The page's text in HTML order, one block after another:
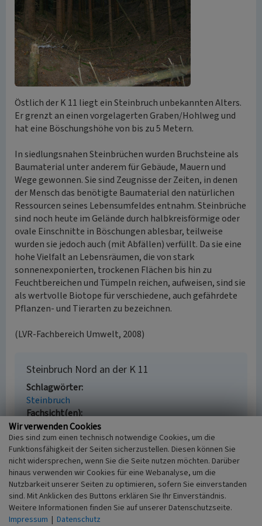
Östlich der K 11 liegt ein Steinbruch unbekannten Alters.
Er grenzt an einen vorgelagerten Graben/Hohlweg und
hat eine Böschungshöhe von bis zu 5 Metern.
In siedlungsnahen Steinbrüchen wurden Bruchsteine als
Baumaterial unter anderem für Gebäude, Mauern und
Wege gewonnen. Sie sind Zeugnisse der Zeiten, in denen
der Mensch das benötigte Baumaterial den natürlichen
Ressourcen seines Lebensumfeldes entnahm. Steinbrüche
sind noch heute im Gelände durch halbkreisförmige oder
ovale Einschnitte in Böschungen ablesbar, teilweise
wurden sie jedoch auch (mit Abfällen) verfüllt. Da sie eine
hohe Vielfalt an Lebensräumen, die von stark
sonnenexponierten, trockenen Flächen bis hin zu
Feuchtbereichen und Tümpeln reichen, aufweisen, sind sie
als wertvolle Biotope für verschiedene, auch gefährdete
Pflanzen- und Tierarten zu bezeichnen.
(LVR-Fachbereich Umwelt, 2008)
Steinbruch Nord an der K 11
Schlagwörter
Steinbruch
Fachsicht(en)
Kulturlandschaftspflege
Erfassungsmaßstab
i.d.R. 1:5.000 (größer als 1:20.000)
Erfassungsmethode
Auswertung historischer Karten,
Geländebegehung/-kartierung
Historischer Zeitraum
Beginn 1900
Wir verwenden Cookies
Dies sind zum einen technisch notwendige Cookies, um die
Funktionsfähigkeit der Seiten sicherzustellen. Diesen können Sie
nicht widersprechen, wenn Sie die Seite nutzen möchten. Darüber
hinaus verwenden wir Cookies für eine Webanalyse, um die
Nutzbarkeit unserer Seiten zu optimieren, sofern Sie einverstanden
sind. Mit Anklicken des Buttons erklären Sie Ihr Einverständnis.
Weitere Informationen finden Sie auf unserer Datenschutzseite.
Impressum | Datenschutz